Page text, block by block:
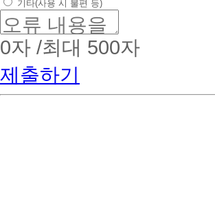
기타(사용 시 불편 등)
0자 /최대 500자
제출하기